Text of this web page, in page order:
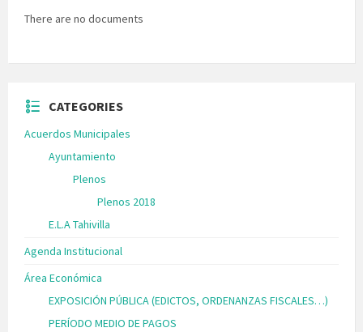
There are no documents
CATEGORIES
Acuerdos Municipales
Ayuntamiento
Plenos
Plenos 2018
E.L.A Tahivilla
Agenda Institucional
Área Económica
EXPOSICIÓN PÚBLICA (EDICTOS, ORDENANZAS FISCALES…)
PERÍODO MEDIO DE PAGOS